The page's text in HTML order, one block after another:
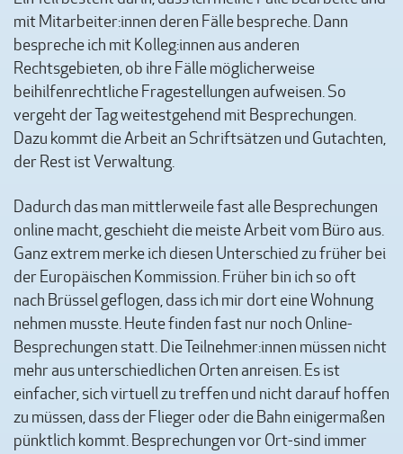
mit Mitarbeiter:innen deren Fälle bespreche. Dann
bespreche ich mit Kolleg:innen aus anderen
Rechtsgebieten, ob ihre Fälle möglicherweise
beihilfenrechtliche Fragestellungen aufweisen. So
vergeht der Tag weitestgehend mit Besprechungen.
Dazu kommt die Arbeit an Schriftsätzen und Gutachten,
der Rest ist Verwaltung.
Dadurch das man mittlerweile fast alle Besprechungen
online macht, geschieht die meiste Arbeit vom Büro aus.
Ganz extrem merke ich diesen Unterschied zu früher bei
der Europäischen Kommission. Früher bin ich so oft
nach Brüssel geflogen, dass ich mir dort eine Wohnung
nehmen musste. Heute finden fast nur noch Online-
Besprechungen statt. Die Teilnehmer:innen müssen nicht
mehr aus unterschiedlichen Orten anreisen. Es ist
einfacher, sich virtuell zu treffen und nicht darauf hoffen
zu müssen, dass der Flieger oder die Bahn einigermaßen
pünktlich kommt. Besprechungen vor Ort-sind immer